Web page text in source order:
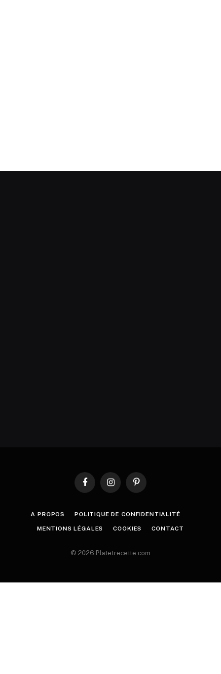
FacebookInstagramPinterest
A PROPOS POLITIQUE DE CONFIDENTIALITÉ
MENTIONS LÉGALES COOKIES CONTACT
© 2026 Platetrecette.com